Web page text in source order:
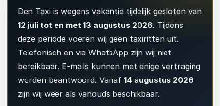
Den Taxi is wegens vakantie tijdelijk gesloten van
12 juli tot en met 13 augustus 2026. Tijdens
deze periode voeren wij geen taxiritten uit.
Telefonisch en via WhatsApp zijn wij niet
bereikbaar. E-mails kunnen met enige vertraging
worden beantwoord. Vanaf 14 augustus 2026
zijn wij weer als vanouds beschikbaar.